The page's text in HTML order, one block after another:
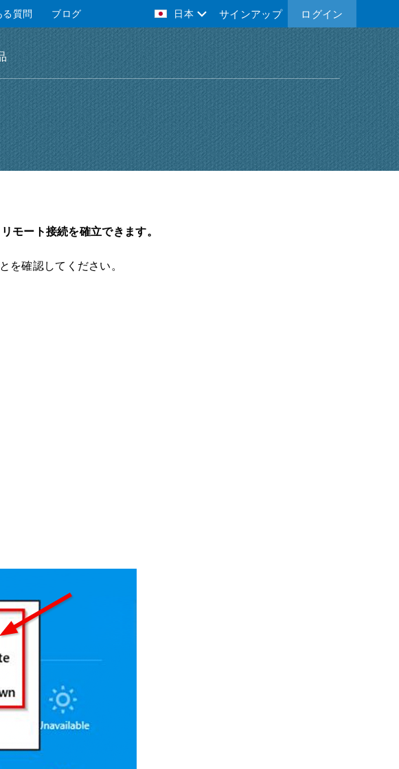
る質問 ブログ 日本 ログイン
サインアップ
ート接続を確立できます。
確認してください。